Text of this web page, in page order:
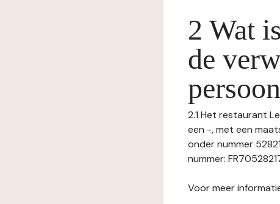
2 Wat
de
2.1 Het restaurant
een -, met een
onder nummer
nummer:
Voor meer